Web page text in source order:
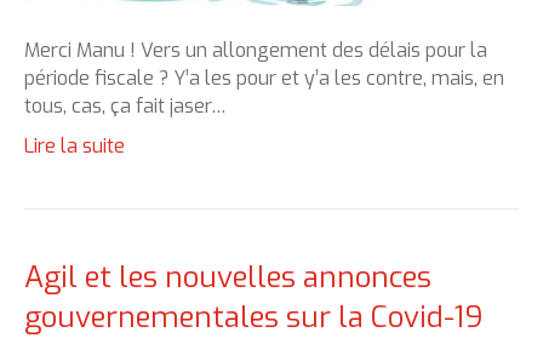
Merci Manu ! Vers un allongement des délais pour la
période fiscale ? Y’a les pour et y’a les contre, mais, en
tous, cas, ça fait jaser…
Lire la suite
Agil et les nouvelles annonces
gouvernementales sur la Covid-19